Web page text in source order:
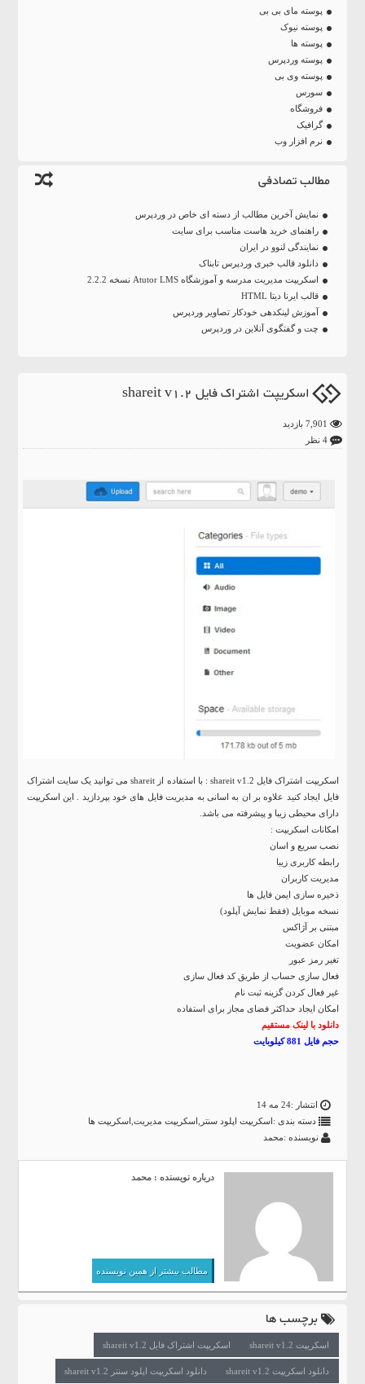
پوسته مای بی بی
پوسته نیوک
پوسته ها
پوسته وردپرس
پوسته وی بی
سورس
فروشگاه
گرافیک
نرم افزار وب
مطالب تصادفی
نمایش آخرین مطالب از دسته ای خاص در وردپرس
راهنمای خرید هاست مناسب برای سایت
نمایندگی لنوو در ایران
دانلود قالب خبری وردپرس تابناک
اسکریپت مدیریت مدرسه و آموزشگاه Atutor LMS نسخه 2.2.2
قالب ایرنا دیتا HTML
آموزش لینکدهی خودکار تصاویر وردپرس
چت و گفتگوی آنلاین در وردپرس
اسکریپت اشتراک فایل shareit v1.2
4 نظر
اسکریپت اشتراک فایل shareit v1.2 : با استفاده از shareit می توانید یک سایت اشتراک
فایل ایجاد کنید علاوه بر ان به اسانی به مدیریت فایل های خود بپردازید . این اسکریپت
دارای محیطی زیبا و پیشرفته می باشد.
امکانات اسکریپت :
نصب سریع و اسان
رابطه کاربری زیبا
مدیریت کاربران
ذخیره سازی ایمن فایل ها
نسخه موبایل (فقط نمایش آپلود)
مبتنی بر آژاکس
امکان عضویت
تغیر رمز عبور
فعال سازی حساب از طریق کد فعال سازی
غیر فعال کردن گزینه ثبت نام
امکان ایجاد حداکثر فضای مجاز برای استفاده
دانلود با لینک مستقیم
حجم فایل 881 کیلوبایت
انتشار :24 مه 14
دسته بندی : اسکریپت اپلود سنتر اسکریپت مدیریت اسکریپت ها
نویسنده :محمد
درباره نویسنده : محمد
مطالب بیشتر از همین نویسنده
برچسب ها
اسکریپت shareit v1.2 اسکریپت اشتراک فایل shareit v1.2
دانلود اسکریپت shareit v1.2 دانلود اسکریپت اپلود سنتر shareit v1.2